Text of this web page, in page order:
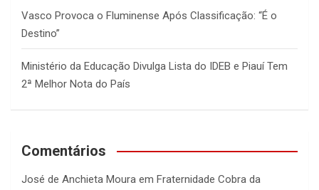
Vasco Provoca o Fluminense Após Classificação: “É o
Destino”
Ministério da Educação Divulga Lista do IDEB e Piauí Tem
2ª Melhor Nota do País
Comentários
José de Anchieta Moura em Fraternidade Cobra da